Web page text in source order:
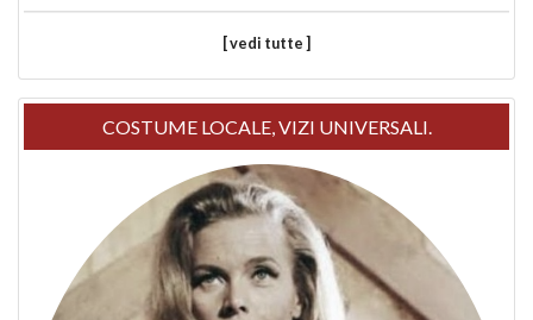
[ vedi tutte ]
COSTUME LOCALE, VIZI UNIVERSALI.